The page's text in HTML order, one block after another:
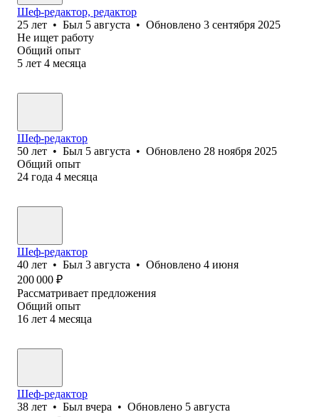
Шеф-редактор, редактор
25 лет • Был 5 августа • Обновлено 3 сентября 2025
Не ищет работу
Общий опыт
5 лет 4 месяца
Шеф-редактор
50 лет • Был 5 августа • Обновлено 28 ноября 2025
Общий опыт
24 года 4 месяца
Шеф-редактор
40 лет • Был 3 августа • Обновлено 4 июня
200 000 ₽
Рассматривает предложения
Общий опыт
16 лет 4 месяца
Шеф-редактор
38 лет • Был вчера • Обновлено 5 августа